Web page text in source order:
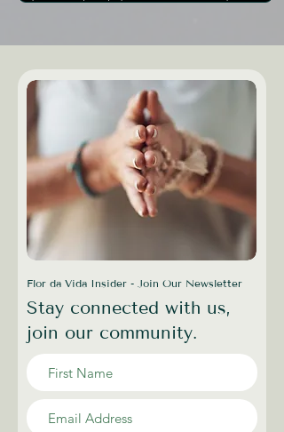
Flor da Vida Insider - Join Our Newsletter
Stay connected with us,
join our community.